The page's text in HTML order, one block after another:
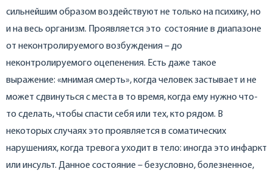
сильнейшим образом воздействуют не только на психику, но
и на весь организм. Проявляется это состояние в диапазоне
от неконтролируемого возбуждения – до
неконтролируемого оцепенения. Есть даже такое
выражение: «мнимая смерть», когда человек застывает и не
может сдвинуться с места в то время, когда ему нужно что-
то сделать, чтобы спасти себя или тех, кто рядом. В
некоторых случаях это проявляется в соматических
нарушениях, когда тревога уходит в тело: иногда это инфаркт
или инсульт. Данное состояние – безусловно, болезненное,